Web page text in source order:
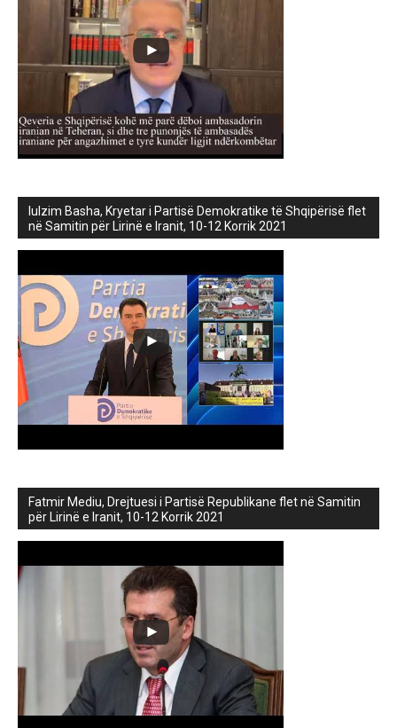
lulzim Basha, Kryetar i Partisë Demokratike të Shqipërisë flet
në Samitin për Lirinë e Iranit, 10-12 Korrik 2021
Fatmir Mediu, Drejtuesi i Partisë Republikane flet në Samitin
për Lirinë e Iranit, 10-12 Korrik 2021